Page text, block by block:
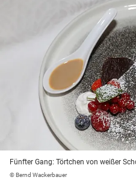
Fünfter Gang: Törtchen von weißer
© Bernd Wackerbauer